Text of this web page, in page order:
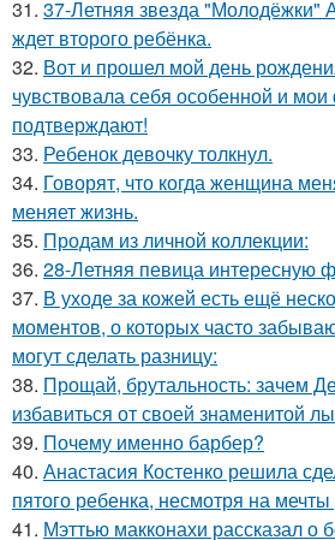
31. 37-Летняя звезда "Молодёжки"
ждет второго ребёнка.
32. Вот и прошел мой день
чувствовала себя особенной и
подтверждают!
33. Ребенок девочку толкнул.
34. Говорят, что когда женщина
меняет жизнь.
35. Продам из личной коллекции:
36. 28-Летняя певица интересную
37. В уходе за кожей есть ещё
моментов, о которых часто
могут сделать разницу:
38. Прощай, брутальность: зачем
избавиться от своей знаменитой
39. Почему именно барбер?
40. Анастасия Костенко решила
пятого ребенка, несмотря на
41. Мэттью макконахи рассказал о